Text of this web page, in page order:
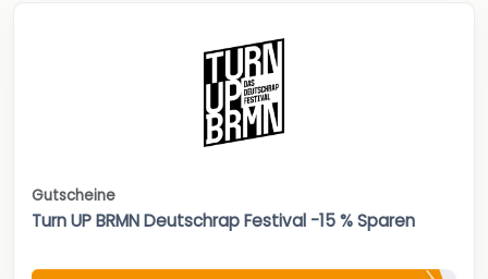
Gutscheine
Turn UP BRMN Deutschrap Festival -15 % Sparen